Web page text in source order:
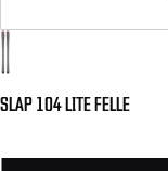
SLAP 104 LITE FELLE